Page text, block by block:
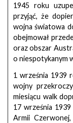
1945 roku
przyjąć, że
wojna światowa
obejmował
oraz obszar
o niespotykanym
1 września 1939
wojny
miesiącu walk
17 września
Armii